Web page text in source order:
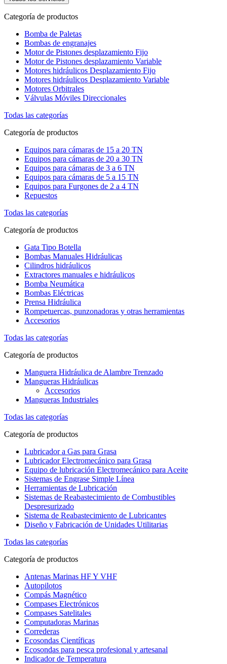
Categoría de productos
Bomba de Paletas
Bombas de engranajes
Motor de Pistones desplazamiento Fijo
Motor de Pistones desplazamiento Variable
Motores hidráulicos Desplazamiento Fijo
Motores hidráulicos Desplazamiento Variable
Motores Orbitrales
Válvulas Móviles Direccionales
Todas las categorías
Categoría de productos
Equipos para cámaras de 15 a 20 TN
Equipos para cámaras de 20 a 30 TN
Equipos para cámaras de 3 a 6 TN
Equipos para cámaras de 5 a 15 TN
Equipos para Furgones de 2 a 4 TN
Repuestos
Todas las categorías
Categoría de productos
Gata Tipo Botella
Bombas Manuales Hidráulicas
Cilindros hidráulicos
Extractores manuales e hidráulicos
Bomba Neumática
Bombas Eléctricas
Prensa Hidráulica
Rompetuercas, punzonadoras y otras herramientas
Accesorios
Todas las categorías
Categoría de productos
Manguera Hidráulica de Alambre Trenzado
Mangueras Hidráulicas
Accesorios
Mangueras Industriales
Todas las categorías
Categoría de productos
Lubricador a Gas para Grasa
Lubricador Electromecánico para Grasa
Equipo de lubricación Electromecánico para Aceite
Sistemas de Engrase Simple Línea
Herramientas de Lubricación
Sistemas de Reabastecimiento de Combustibles
Despresurizado
Sistema de Reabastecimiento de Lubricantes
Diseño y Fabricación de Unidades Utilitarias
Todas las categorías
Categoría de productos
Antenas Marinas HF Y VHF
Autopilotos
Compás Magnético
Compases Electrónicos
Compases Satelitales
Computadoras Marinas
Correderas
Ecosondas Científicas
Ecosondas para pesca profesional y artesanal
Indicador de Temperatura